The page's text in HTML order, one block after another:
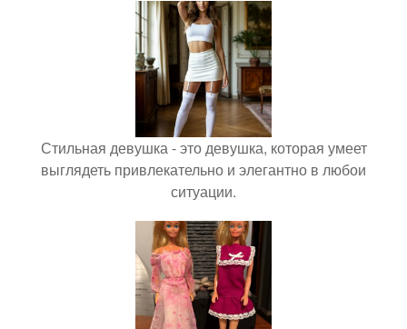
Стильная девушка - это девушка, которая умеет
выглядеть привлекательно и элегантно в любои
ситуации.